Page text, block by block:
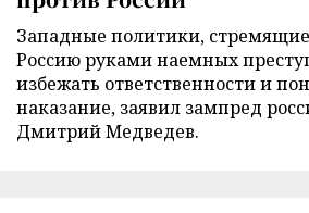
Западные политики,
Россию руками наемных
избежать ответственности и
наказание, заявил зампред
Дмитрий Медведев.